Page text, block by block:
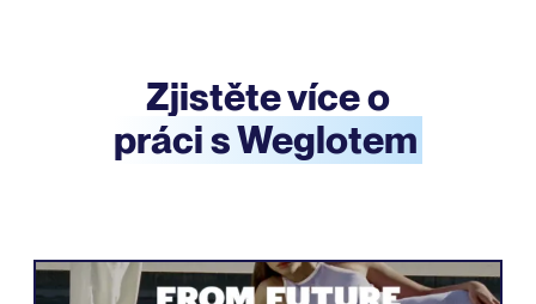
Zjistěte více o
práci s Weglotem